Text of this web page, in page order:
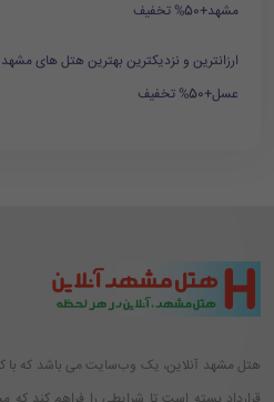
مشهد+50% تخفیف
ارزانترین و نزدیکترین بهترین هتل های
عسل+50% تخفیف
هتل مشهد آنلاین، یک وب‌سایت می باشد که با